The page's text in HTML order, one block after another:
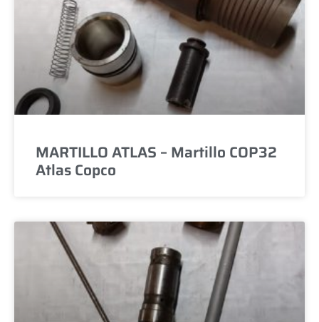
MARTILLO ATLAS – Martillo COP32
Atlas Copco